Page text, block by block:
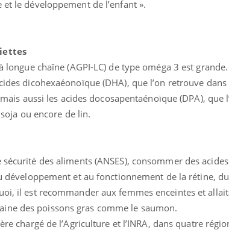
le développement de l’enfant ».
chaîne (AGPI-LC) de type oméga 3 est
dicohexaéonoïque (DHA), que l’on retrouve
aussi les acides docosapentaénoïque (DPA), que
ou encore de lin.
des aliments (ANSES), consommer des
développement et au fonctionnement de la rétine,
il est recommander aux femmes enceintes et
des poissons gras comme le saumon.
chargé de l’Agriculture et l’INRA, dans quatre
en fer : comprendre pour
Les symptômes de la